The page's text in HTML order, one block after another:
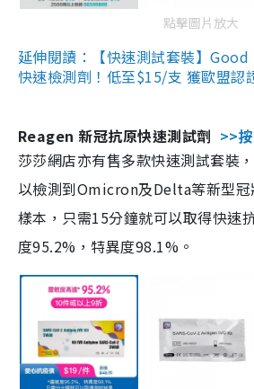
點擊圖片放大
延伸閱讀：【快速測試套裝】
快速檢測劑！低至$15/支 獲歐盟認
Reagen 新冠抗原快速測試劑 >>
莎莎網店亦有售多款快速測試套裝
以檢測到Omicron及Delta等新型
樣本，只需15分鐘就可以取得快速
度95.2%，特異度98.1%。